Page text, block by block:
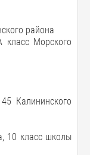
района
Морского
Калининского
10 класс школы